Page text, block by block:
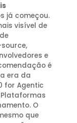
já começou.
visível de
e
é
era da
for Agentic
O
que